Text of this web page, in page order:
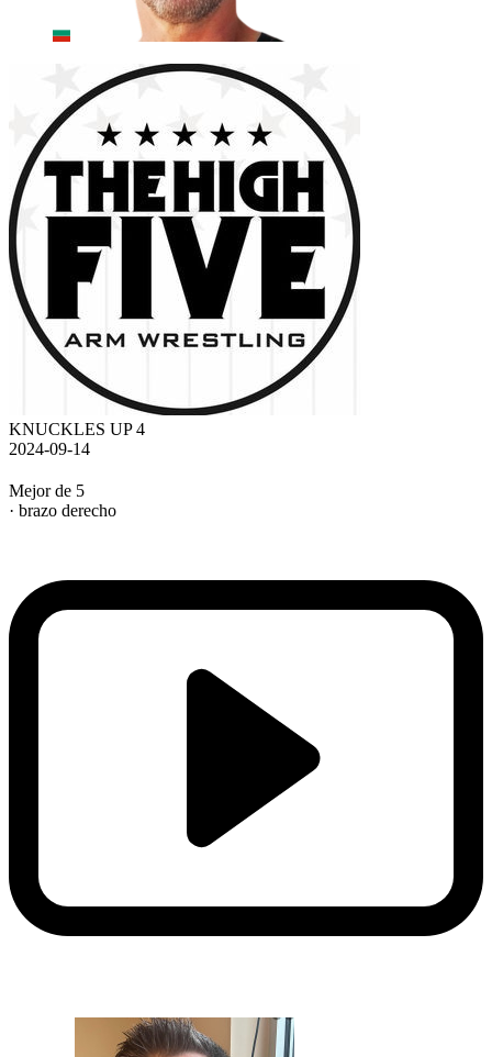
KNUCKLES UP 4
2024-09-14
Mejor de 5
· brazo derecho